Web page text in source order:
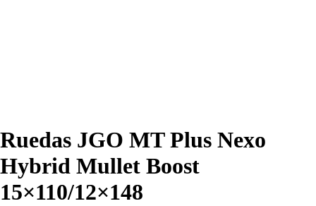
Ruedas JGO MT Plus Nexo
Hybrid Mullet Boost
15×110/12×148